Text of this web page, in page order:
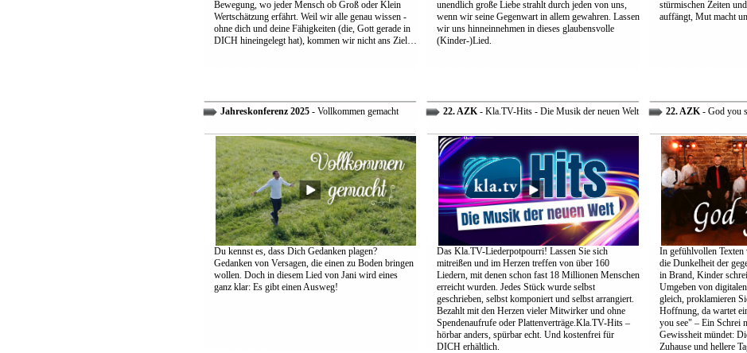
Bewegung, wo jeder Mensch ob Groß oder Klein
Wertschätzung erfährt. Weil wir alle genau wissen -
ohne dich und deine Fähigkeiten (die, Gott gerade in
DICH hineingelegt hat), kommen wir nicht ans Ziel…
unendlich große Liebe strahlt durch jeden von uns,
wenn wir seine Gegenwart in allem gewahren. Lassen
wir uns hinneinnehmen in dieses glaubensvolle
(Kinder-)Lied.
stürmischen Zeiten
auffängt, Mut macht
Jahreskonferenz 2025- Vollkommen gemacht
Du kennst es, dass Dich Gedanken plagen?
Gedanken von Versagen, die einen zu Boden bringen
wollen. Doch in diesem Lied von Jani wird eines
ganz klar: Es gibt einen Ausweg!
22. AZK- Kla.TV-Hits - Die Musik der neuen Welt
Das Kla.TV-Liederpotpourri! Lassen Sie sich
mitreißen und im Herzen treffen von über 160
Liedern, mit denen schon fast 18 Millionen Menschen
erreicht wurden. Jedes Stück wurde selbst
geschrieben, selbst komponiert und selbst arrangiert.
Bezahlt mit den Herzen vieler Mitwirker und ohne
Spendenaufrufe oder Plattenverträge.Kla.TV-Hits –
hörbar anders, spürbar echt. Und kostenfrei für
DICH erhältlich.
22. AZK- God you
In gefühlvollen Texten
die Dunkelheit der
in Brand, Kinder
Umgeben von
gleich, proklamieren
Hoffnung, da wartet
you see" – Ein Schrei
Gewissheit mündet:
Zuhause und hellere